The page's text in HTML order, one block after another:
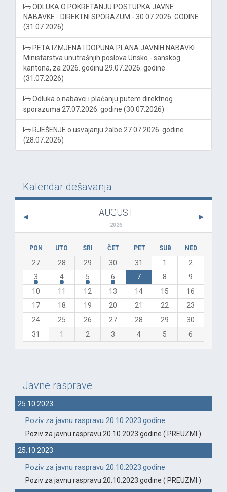
ODLUKA O POKRETANJU POSTUPKA JAVNE
NABAVKE - DIREKTNI SPORAZUM - 30.07.2026. GODINE
(31.07.2026)
PETA IZMJENA I DOPUNA PLANA JAVNIH NABAVKI
Ministarstva unutrašnjih poslova Unsko - sanskog
kantona, za 2026. godinu 29.07.2026. godine
(31.07.2026)
Odluka o nabavci i plaćanju putem direktnog
sporazuma 27.07.2026. godine (30.07.2026)
RJEŠENJE o usvajanju žalbe 27.07.2026. godine
(28.07.2026)
Kalendar dešavanja
AUGUST
2026
PON UTO SRI ČET PET SUB NED
27 28 29 30 31 1
2
3
4 5 6 7 8
9
10
11 12 13 14 15
16
17
18 19 20 21 22
23
24
25 26 27 28 29
30
31
1 2 3 4 5 6
Javne rasprave
25.10.2023
Poziv za javnu raspravu 20.10.2023.godine
Poziv za javnu raspravu 20.10.2023.godine ( PREUZMI )
25.10.2023
Poziv za javnu raspravu 20.10.2023.godine
Poziv za javnu raspravu 20.10.2023.godine ( PREUZMI )